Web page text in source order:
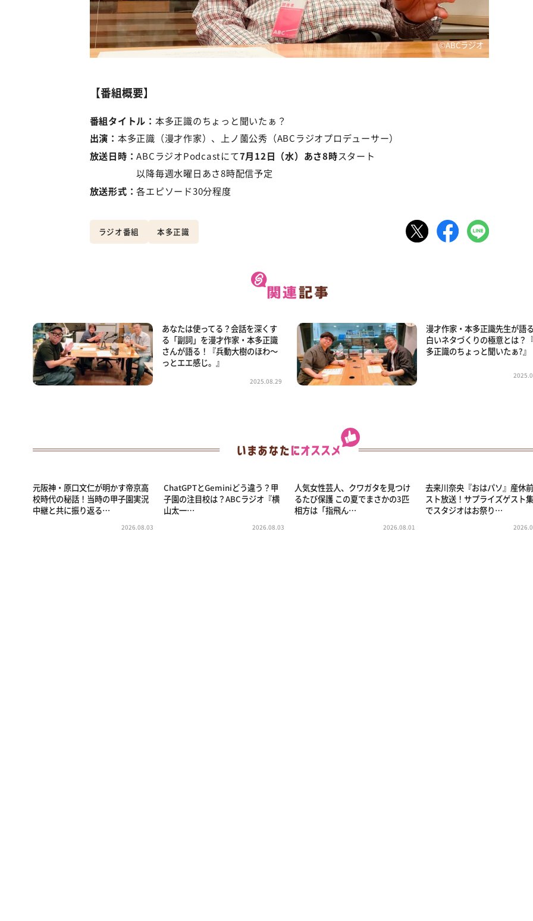
©️ABCラジオ
【番組概要】
番組タイトル： 本多正識のちょっと聞いたぁ？
出演： 本多正識（漫才作家）、上ノ薗公秀（ABCラジオプロデューサー）
放送日時：ABCラジオPodcastにて7月12日（水）あさ8時スタート
以降毎週水曜日あさ8時配信予定
放送形式：各エピソード30分程度
ラジオ番組 本多正識
あなたは使ってる？会話を深くす
る「副詞」を漫才作家・本多正識
さんが語る！『兵動大樹のほわ～
っとエエ感じ。』
2025.08.29
漫才作家・本多正識先生が語
白いネタづくりの極意とは？
多正識のちょっと聞いたぁ?』
元阪神・原口文仁が明かす帝京高
校時代の秘話！当時の甲子園実況
中継と共に振り返る…
2026.08.03
ChatGPTとGeminiどう違う？甲
子園の注目校は？ABCラジオ『横
山太一…
2026.08.03
人気女性芸人、クワガタを見つけ
るたび保護 この夏でまさかの3匹
相方は「指飛ん…
2026.08.01
去来川奈央『おはパソ』産休
スト放送！サプライズゲスト
でスタジオはお祭り…